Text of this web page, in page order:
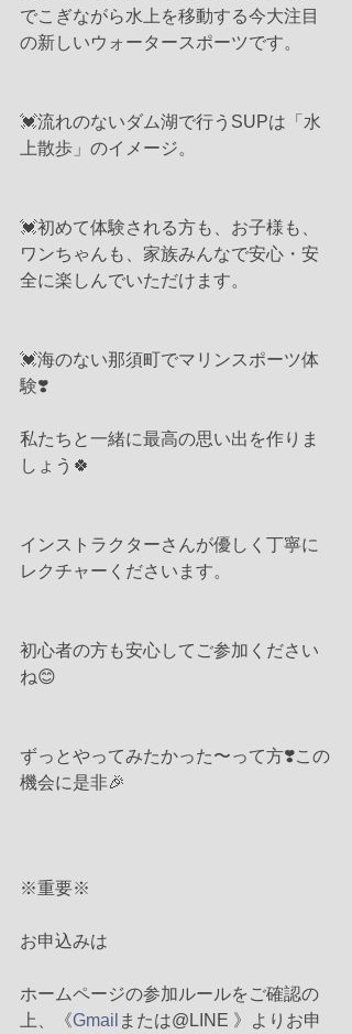
でこぎながら水上を移動する今大注目
の新しいウォータースポーツです。
💓流れのないダム湖で行うSUPは「水
上散歩」のイメージ。
💓初めて体験される方も、お子様も、
ワンちゃんも、家族みんなで安心・安
全に楽しんでいただけます。
💓海のない那須町でマリンスポーツ体
験❣️
私たちと一緒に最高の思い出を作りま
しょう🍀
インストラクターさんが優しく丁寧に
レクチャーくださいます。
初心者の方も安心してご参加ください
ね😊
ずっとやってみたかった〜って方❣️この
機会に是非🎉
※重要※
お申込みは
ホームページの参加ルールをご確認の
上、《Gmail または@LINE 》よりお申